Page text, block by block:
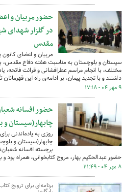
حضور مربیان و
در گلزار شهدای
مقدس
مربیان و اعضای
سیستان و بلوچستان به مناسبت هفته دفاع مقدس،
مختلف، با انجام مراسم عطرافشانی و قرائت فاتحه،
داشتند و با تجدید پیمان، بر ادامه‌ی راه این قهرمانان
۹ مهر ۰۴ - ۱۷:۱۸
حضور افسانه
چابهار(سیستان و
روزی به یادماندنی
چابهار(سیستان و
برجسته افسانه
حضور عبدالحکیم بهار، مروج کتابخوانی، همراه بود و
۸ مهر ۰۴ - ۲۱:۴۹
برنامه‌ای برای ترویج